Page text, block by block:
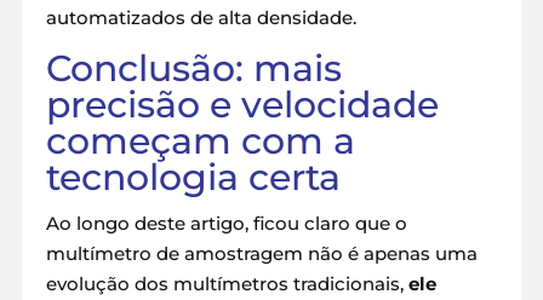
automatizados de alta densidade.
Conclusão: mais
precisão e velocidade
começam com a
tecnologia certa
Ao longo deste artigo, ficou claro que o
multímetro de amostragem não é apenas uma
evolução dos multímetros tradicionais, ele